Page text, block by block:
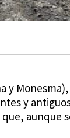
y Monesma),
y
aunque